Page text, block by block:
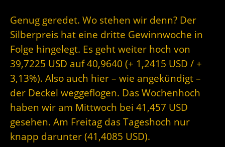
Genug geredet. Wo stehen wir denn? Der
Silberpreis hat eine dritte Gewinnwoche in
Folge hingelegt. Es geht weiter hoch von
39,7225 USD auf 40,9640 (+ 1,2415 USD / +
3,13%). Also auch hier – wie angekündigt –
der Deckel weggeflogen. Das Wochenhoch
haben wir am Mittwoch bei 41,457 USD
gesehen. Am Freitag das Tageshoch nur
knapp darunter (41,4085 USD).